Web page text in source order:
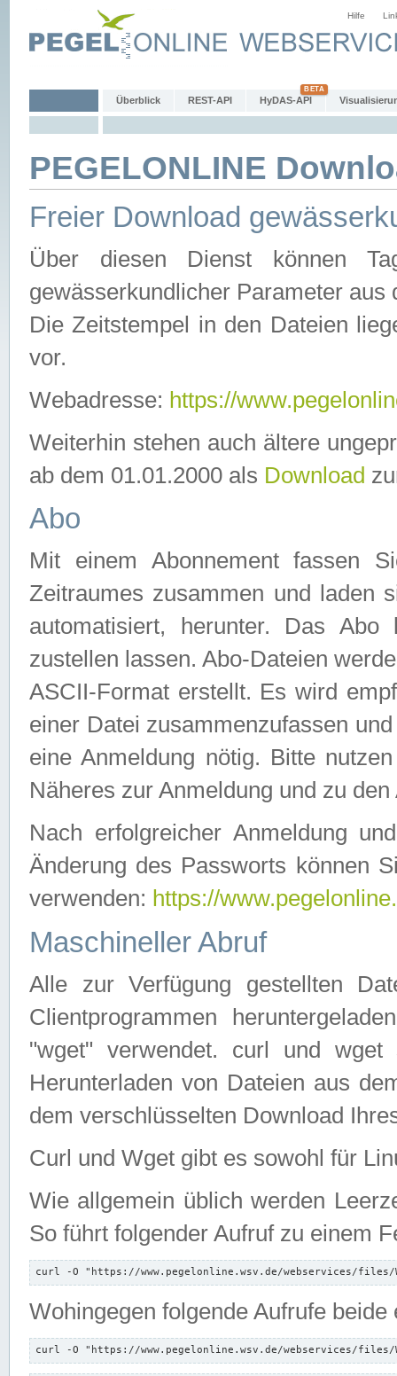
Hilfe
Überblick REST-API HyDAS-API
PEGELONLINE
Freier Download
Über diesen Dienst können
gewässerkundlicher Parameter aus
Die Zeitstempel in den Dateien
vor.
Webadresse: https://
Weiterhin stehen auch ältere
ab dem 01.01.2000 als Download
Abo
Mit einem Abonnement fassen
Zeitraumes zusammen und laden
automatisiert, herunter. Das
zustellen lassen. Abo-Dateien
ASCII-Format erstellt. Es wird
einer Datei zusammenzufassen
eine Anmeldung nötig. Bitte
Näheres zur Anmeldung und zu
Nach erfolgreicher Anmeldung
Änderung des Passworts können
verwenden: https://
Maschineller Abruf
Alle zur Verfügung gestellten
Clientprogrammen
"wget" verwendet. curl und wget
Herunterladen von Dateien aus
dem verschlüsselten Download
Curl und Wget gibt es sowohl für
Wie allgemein üblich werden
So führt folgender Aufruf zu einem
curl -O "https://www.pegelonline.wsv.de/webservices/files/
Wohingegen folgende Aufrufe beide
curl -O "https://www.pegelonline.wsv.de/webservices/files/